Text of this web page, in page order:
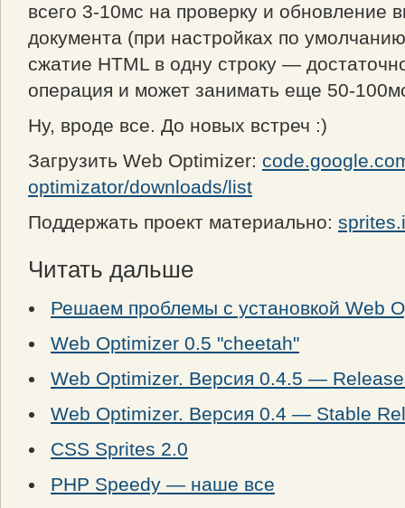
всего 3-10мс на проверку и обновление
документа (при настройках по
сжатие HTML в одну строку —
операция и может занимать еще 50-
Ну, вроде все. До новых встреч :)
Загрузить Web Optimizer:
optimizator/downloads/list
Поддержать проект материально:
Читать дальше
Решаем проблемы с установкой Web
Web Optimizer 0.5 "cheetah"
Web Optimizer. Версия 0.4.5 —
Web Optimizer. Версия 0.4 — Stable
CSS Sprites 2.0
PHP Speedy — наше все